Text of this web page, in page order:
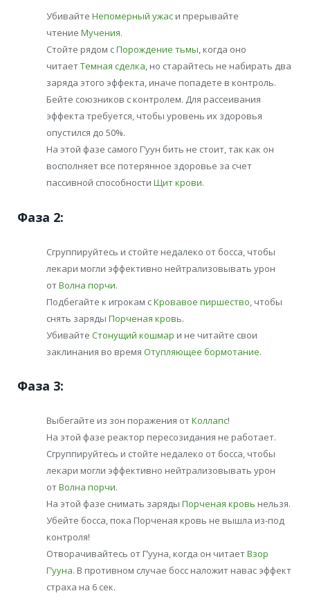
Убивайте Непомерный ужас и прерывайте
чтение Мучения.
Стойте рядом сПорождение тьмы, когда оно
читаетТемная сделка, но старайтесь не набирать два
заряда этого эффекта, иначе попадете в контроль.
Бейте союзников с контролем. Для рассеивания
эффекта требуется, чтобы уровень их здоровья
опустился до 50%.
На этой фазе самого Г’уун бить не стоит, так как он
восполняет все потерянное здоровье за счет
пассивной способности Щит крови.
Фаза 2:
Сгруппируйтесь и стойте недалеко от босса, чтобы
лекари могли эффективно нейтрализовывать урон
отВолна порчи.
Подбегайте к игрокам сКровавое пиршество , чтобы
снять заряды Порченая кровь.
Убивайте Стонущий кошмар и не читайте свои
заклинания во время Отупляющее бормотание.
Фаза 3:
Выбегайте из зон поражения отКоллапс!
На этой фазе реактор пересозидания не работает.
Сгруппируйтесь и стойте недалеко от босса, чтобы
лекари могли эффективно нейтрализовывать урон
отВолна порчи.
На этой фазе снимать заряды Порченая кровь нельзя.
Убейте босса, пока Порченая кровь не вышла из-под
контроля!
Отворачивайтесь от Г’ууна, когда он читаетВзор
Г’ууна. В противном случае босс наложит навас эффект
страха на 6 сек.